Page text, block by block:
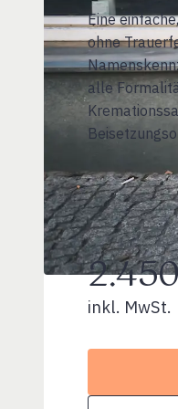
Eine
ohne
alle
inkl. MwSt.